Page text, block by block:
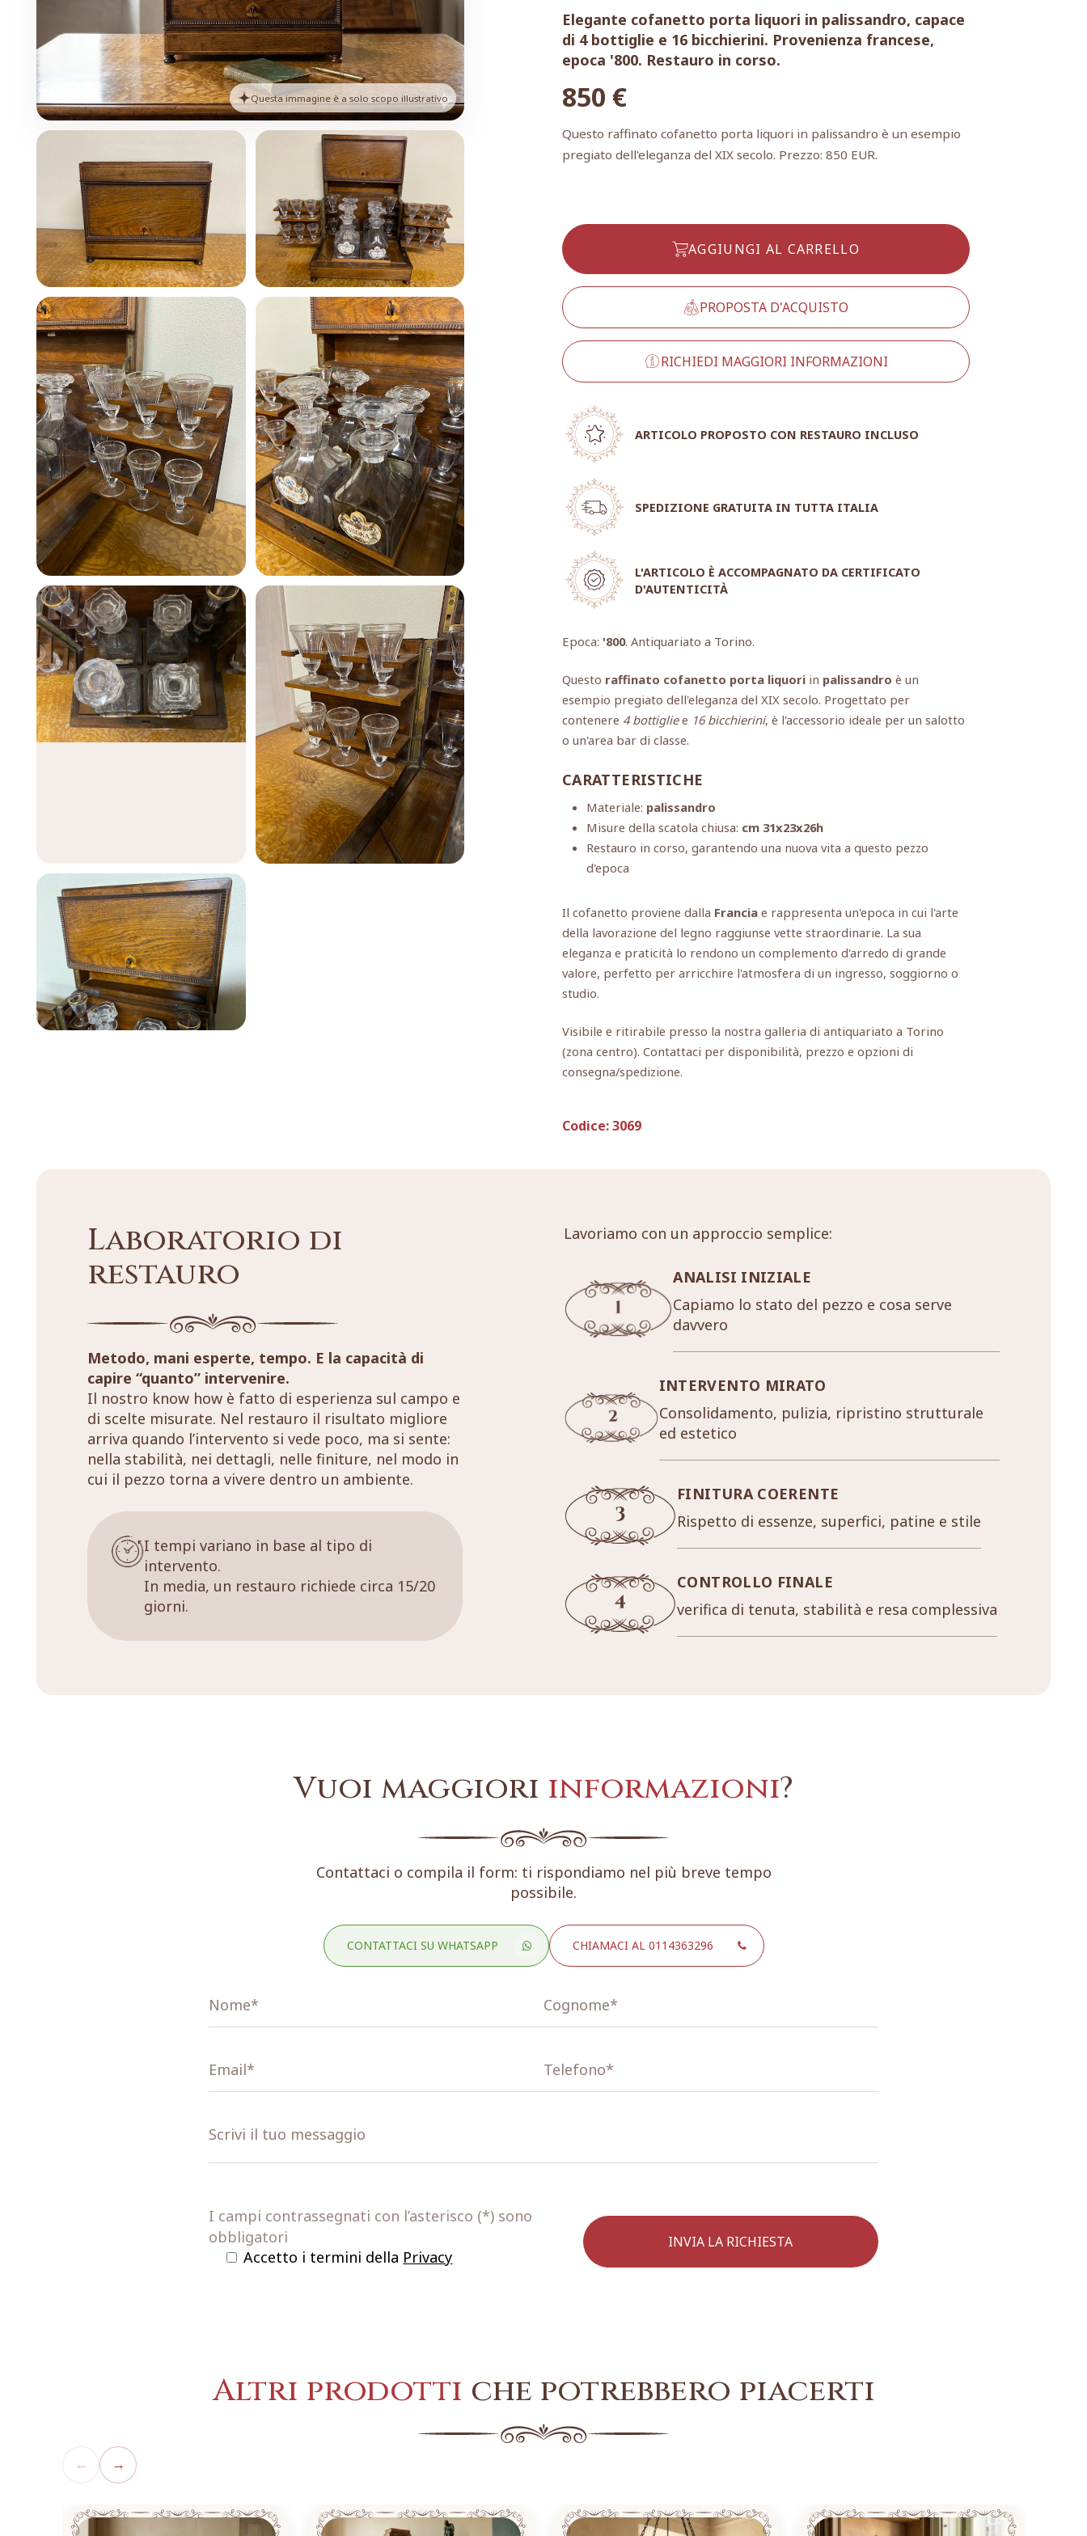
Questa immagine è a solo scopo illustrativo
Elegante cofanetto porta liquori in palissandro, capace
di 4 bottiglie e 16 bicchierini. Provenienza francese,
epoca '800. Restauro in corso.
850 €
Questo raffinato cofanetto porta liquori in palissandro è un esempio
pregiato dell'eleganza del XIX secolo. Prezzo: 850 EUR.
AGGIUNGI AL CARRELLO
PROPOSTA D'ACQUISTO
RICHIEDI MAGGIORI INFORMAZIONI
ARTICOLO PROPOSTO CON RESTAURO INCLUSO
SPEDIZIONE GRATUITA IN TUTTA ITALIA
L'ARTICOLO È ACCOMPAGNATO DA CERTIFICATO
D'AUTENTICITÀ
Epoca: '800. Antiquariato a Torino.
Questo raffinato cofanetto porta liquori in palissandro è un
esempio pregiato dell'eleganza del XIX secolo. Progettato per
contenere 4 bottigliee 16 bicchierini, è l'accessorio ideale per un salotto
o un'area bar di classe.
CARATTERISTICHE
Materiale: palissandro
Misure della scatola chiusa: cm 31x23x26h
Restauro in corso, garantendo una nuova vita a questo pezzo
d'epoca
Il cofanetto proviene dalla Francia e rappresenta un'epoca in cui l'arte
della lavorazione del legno raggiunse vette straordinarie. La sua
eleganza e praticità lo rendono un complemento d'arredo di grande
valore, perfetto per arricchire l'atmosfera di un ingresso, soggiorno o
studio.
Visibile e ritirabile presso la nostra galleria di antiquariato a Torino
(zona centro). Contattaci per disponibilità, prezzo e opzioni di
consegna/spedizione.
Codice:3069
Laboratorio di
restauro
Metodo, mani esperte, tempo. E la capacità di
capire “quanto” intervenire.
Il nostro know how è fatto di esperienza sul campo e
di scelte misurate. Nel restauro il risultato migliore
arriva quando l’intervento si vede poco, ma si sente:
nella stabilità, nei dettagli, nelle finiture, nel modo in
cui il pezzo torna a vivere dentro un ambiente.
I tempi variano in base al tipo di
intervento.
In media, un restauro richiede circa 15/20
giorni.
Lavoriamo con un approccio semplice:
ANALISI INIZIALE
Capiamo lo stato del pezzo e cosa serve
davvero
INTERVENTO MIRATO
Consolidamento, pulizia, ripristino strutturale
ed estetico
FINITURA COERENTE
Rispetto di essenze, superfici, patine e stile
CONTROLLO FINALE
verifica di tenuta, stabilità e resa complessiva
Vuoi maggiori informazioni?
Contattaci o compila il form: ti rispondiamo nel più breve tempo
possibile.
CONTATTACI SU WHATSAPP CHIAMACI AL 0114363296
I campi contrassegnati con l’asterisco (*) sono
obbligatori
Accetto i termini della Privacy
Altri prodotti che potrebbero piacerti
← →